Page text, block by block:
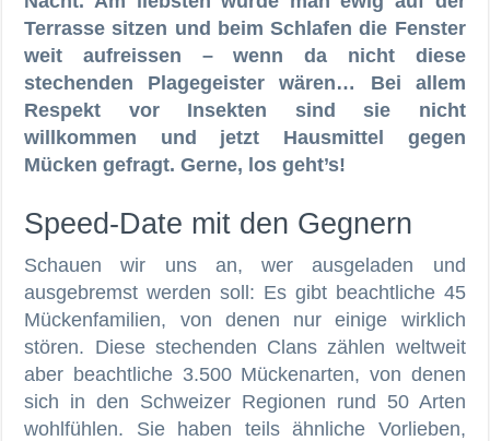
Terrasse sitzen und beim Schlafen die Fenster
weit aufreissen – wenn da nicht diese
stechenden Plagegeister wären… Bei allem
Respekt vor Insekten sind sie nicht
willkommen und jetzt Hausmittel gegen
Mücken gefragt. Gerne, los geht’s!
Speed-Date mit den Gegnern
Schauen wir uns an, wer ausgeladen und
ausgebremst werden soll: Es gibt beachtliche 45
Mückenfamilien, von denen nur einige wirklich
stören. Diese stechenden Clans zählen weltweit
aber beachtliche 3.500 Mückenarten, von denen
sich in den Schweizer Regionen rund 50 Arten
wohlfühlen. Sie haben teils ähnliche Vorlieben,